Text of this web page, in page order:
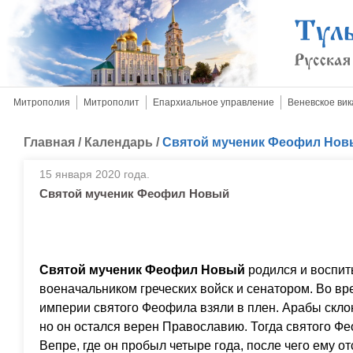
Митрополия Митрополит Епархиальное управление Веневское
Главная / Календарь /Святой мученик Феофил
15 января 2020 года.
Святой мученик Феофил Новый
Святой мученик Феофил Новый родился и
военачальником греческих войск и сенатором. Во
империи святого Феофила взяли в плен. Арабы
но он остался верен Православию. Тогда святого
Вепре, где он пробыл четыре года, после чего ему